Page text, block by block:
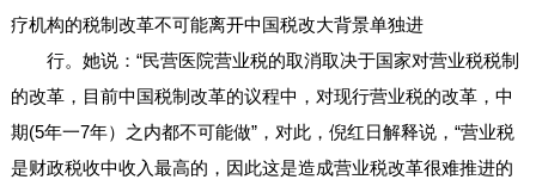
疗机构的税制改革不可能离开中国税改大背景单独进
行。她说：“民营医院营业税的取消取决于国家对营业税税制
的改革，目前中国税制改革的议程中，对现行营业税的改革，中
期(5年一7年）之内都不可能做”，对此，倪红日解释说，“营业税
是财政税收中收入最高的，因此这是造成营业税改革很难推进的